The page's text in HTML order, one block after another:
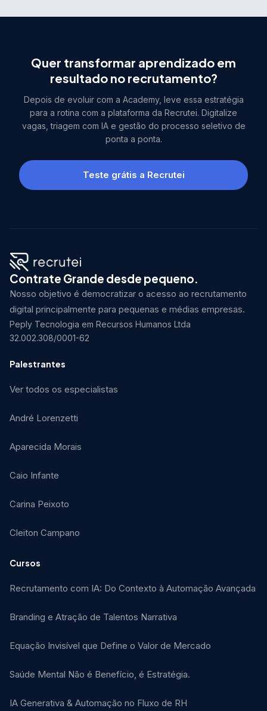
Quer transformar aprendizado em
resultado no recrutamento?
Depois de evoluir com a Academy, leve essa estratégia
para a rotina com a plataforma da Recrutei. Digitalize
vagas, triagem com IA e gestão do processo seletivo de
ponta a ponta.
Teste grátis a Recrutei
Contrate Grande desde pequeno.
Nosso objetivo é democratizar o acesso ao recrutamento
digital principalmente para pequenas e médias empresas.
Peply Tecnologia em Recursos Humanos Ltda
32.002.308/0001-62
Palestrantes
Ver todos os especialistas
André Lorenzetti
Aparecida Morais
Caio Infante
Carina Peixoto
Cleiton Campano
Cursos
Recrutamento com IA: Do Contexto à Automação Avançada
Branding e Atração de Talentos Narrativa
Equação Invisível que Define o Valor de Mercado
Saúde Mental Não é Benefício, é Estratégia.
IA Generativa & Automação no Fluxo de RH